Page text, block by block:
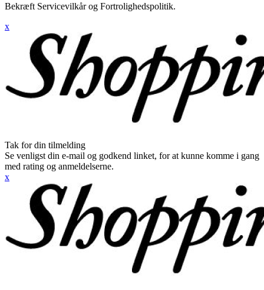
Bekræft Servicevilkår og Fortrolighedspolitik.
x
Tak for din tilmelding
Se venligst din e-mail og godkend linket, for at kunne komme i gang
med rating og anmeldelserne.
x